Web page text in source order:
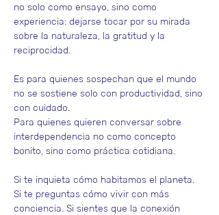
no solo como ensayo, sino como
experiencia: dejarse tocar por su mirada
sobre la naturaleza, la gratitud y la
reciprocidad.
Es para quienes sospechan que el mundo
no se sostiene solo con productividad, sino
con cuidado.
Para quienes quieren conversar sobre
interdependencia no como concepto
bonito, sino como práctica cotidiana.
Si te inquieta cómo habitamos el planeta.
Si te preguntas cómo vivir con más
conciencia. Si sientes que la conexión